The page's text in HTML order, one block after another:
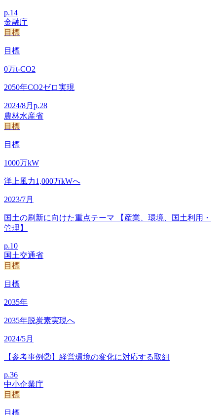
p.14
金融庁
目標
目標
0万t-CO2
2050年CO2ゼロ実現
2024/8月 p.28
農林水産省
目標
目標
1000万kW
洋上風力1,000万kWへ
2023/7月
国土の刷新に向けた重点テーマ 【産業、環境、国土利用・
管理】
p.10
国土交通省
目標
目標
2035年
2035年脱炭素実現へ
2024/5月
【参考事例②】経営環境の変化に対応する取組
p.36
中小企業庁
目標
目標